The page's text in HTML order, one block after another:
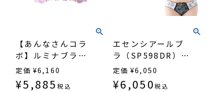
【あんなさんコラ
ボ】ルミナブラ
（SP600DR）3/4
カップ丸胸
定価 ¥6,160
¥5,885 税込
エセンシアールブ
ラ（SP598DR）
3/4カップ丸胸
定価 ¥6,050
¥6,050 税込